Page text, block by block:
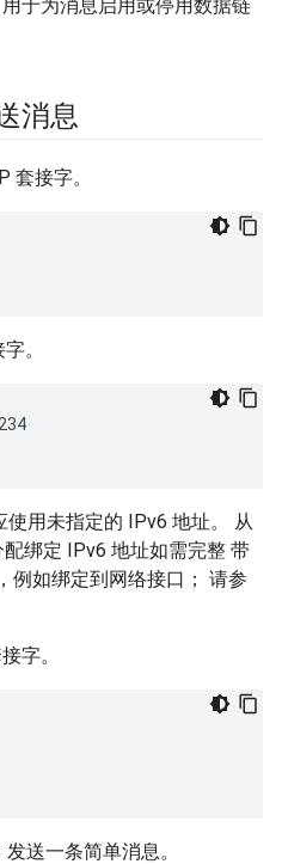
于为消息启用或停用数据链
消息
套接字。
。
使用未指定的 IPv6 地址。 从
绑定 IPv6 地址如需完整 带
例如绑定到网络接口； 请参
字。
送一条简单消息。